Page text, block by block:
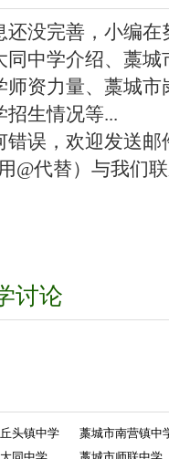
没完善，小编在
中学介绍、藁
资力量、藁城
生情况等...
误，欢迎发送邮
@代替）与我们
讨论
头镇中学
藁城市南营镇中